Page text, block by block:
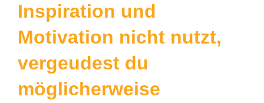
Inspiration und
Motivation nicht nutzt,
vergeudest du
möglicherweise